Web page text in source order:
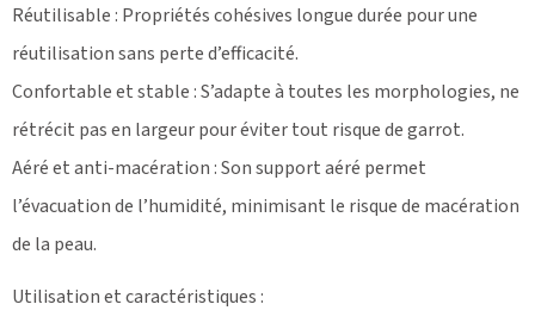
Réutilisable : Propriétés cohésives longue durée pour une
réutilisation sans perte d’efficacité.
Confortable et stable : S’adapte à toutes les morphologies, ne
rétrécit pas en largeur pour éviter tout risque de garrot.
Aéré et anti-macération : Son support aéré permet
l’évacuation de l’humidité, minimisant le risque de macération
de la peau.
Utilisation et caractéristiques :